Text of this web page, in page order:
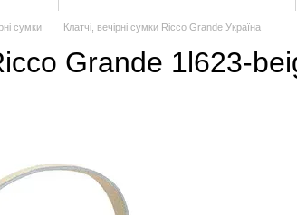
сумки Клатчі, вечірні сумки Ricco Grande Україна
Grande 1l623-